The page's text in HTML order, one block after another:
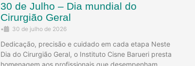
30 de Julho – Dia mundial do
Cirurgião Geral
• 30 de julho de 2026
Dedicação, precisão e cuidado em cada etapa Neste
Dia do Cirurgião Geral, o Instituto Cisne Barueri presta